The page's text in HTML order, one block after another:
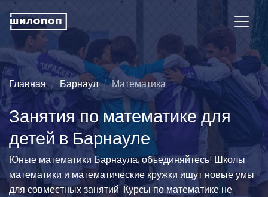
Главная Барнаул Математика
Занятия по математике для
детей в Барнауле
Юные математики Барнаула, объединяйтесь! Школы
математики и математические кружки ищут новые умы
для совместных занятий. Курсы по математике не